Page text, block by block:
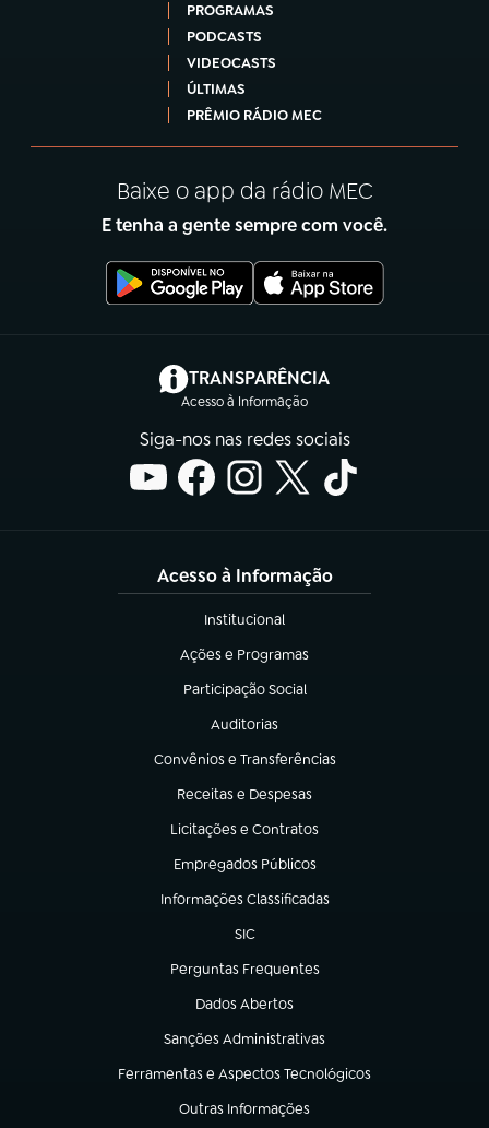
PROGRAMAS
PODCASTS
VIDEOCASTS
ÚLTIMAS
PRÊMIO RÁDIO MEC
Baixe o app da rádio MEC
E tenha a gente sempre com você.
TRANSPARÊNCIA
Acesso à Informação
(abre em nova aba)
Siga-nos nas redes sociais
Acesso à Informação
Institucional
(abre em nova aba)
Ações e Programas
(abre em nova aba)
Participação Social
(abre em nova aba)
Auditorias
(abre em nova aba)
Convênios e Transferências
(abre em nova aba)
Receitas e Despesas
(abre em nova aba)
Licitações e Contratos
(abre em nova aba)
Empregados Públicos
(abre em nova aba)
Informações Classificadas
(abre em nova aba)
SIC
(abre em nova aba)
Perguntas Frequentes
(abre em nova aba)
Dados Abertos
(abre em nova aba)
Sanções Administrativas
(abre em nova aba)
Ferramentas e Aspectos Tecnológicos
(abre em nova aba)
Outras Informações
(abre em nova aba)